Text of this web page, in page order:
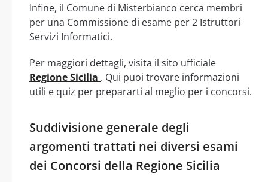
Infine, il Comune di Misterbianco cerca membri
per una Commissione di esame per 2 Istruttori
Servizi Informatici.
Per maggiori dettagli, visita il sito ufficiale
Regione Sicilia . Qui puoi trovare informazioni
utili e quiz per prepararti al meglio per i concorsi.
Suddivisione generale degli
argomenti trattati nei diversi esami
dei Concorsi della Regione Sicilia